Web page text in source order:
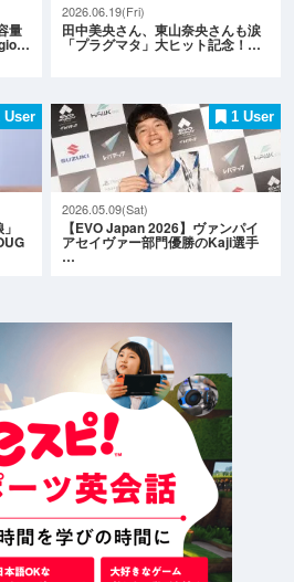
量
2026.06.19(Fri)
田中美央さん、東山奈央さんも涙
「プラグマタ」大ヒット記念！…
User 1 User
2026.05.09(Sat)
【EVO Japan 2026】ヴァンパイ
アセイヴァー部門優勝のKaji選手
…